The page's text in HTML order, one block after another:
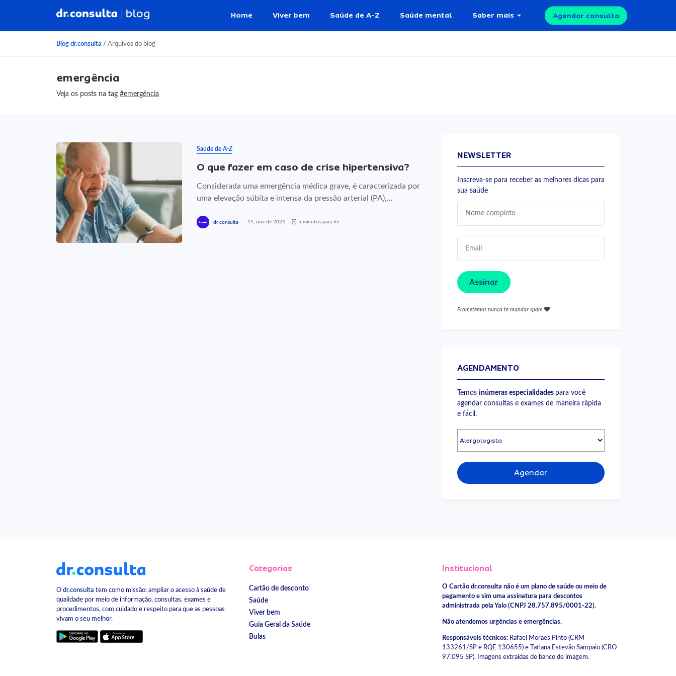
Home Viver bem Saúde de A-Z Saúde mental Saber mais Agendar consulta
Blog dr.consulta / Arquivos do blog
emergência
Veja os posts na tag #emergência
Saúde de A-Z
O que fazer em caso de crise hipertensiva?
Considerada uma emergência médica grave, é caracterizada por
uma elevação súbita e intensa da pressão arterial (PA),...
dr.consulta 14, nov de 2024 5 minutos para ler
NEWSLETTER
Inscreva-se para receber as melhores dicas para
sua saúde
Assinar
Prometemos nunca te mandar spam
AGENDAMENTO
Temos inúmeras especialidades para você
agendar consultas e exames de maneira rápida
e fácil.
Agendar
O dr.consulta tem como missão: ampliar o acesso à saúde de
qualidade por meio de informação, consultas, exames e
procedimentos, com cuidado e respeito para que as pessoas
vivam o seu melhor.
Categorias
Cartão de desconto
Saúde
Viver bem
Guia Geral da Saúde
Bulas
Institucional
O Cartão dr.consulta não é um plano de saúde ou meio de
pagamento e sim uma assinatura para descontos
administrada pela Yalo (CNPJ 28.757.895/0001-22).
Não atendemos urgências e emergências.
Responsáveis técnicos:Rafael Moraes Pinto (CRM
133261/SP e RQE 130655) e Tatiana Estevão Sampaio (CRO
97.095 SP). Imagens extraídas de banco de imagem.